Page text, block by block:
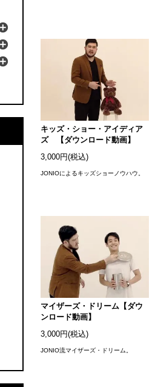
キッズ・ショー・アイディア
ズ 【ダウンロード動画】
3,000円(税込)
JONIOによるキッズショーノウハウ。
マイザーズ・ドリーム【ダウ
ンロード動画】
3,000円(税込)
JONIO流マイザーズ・ドリーム。